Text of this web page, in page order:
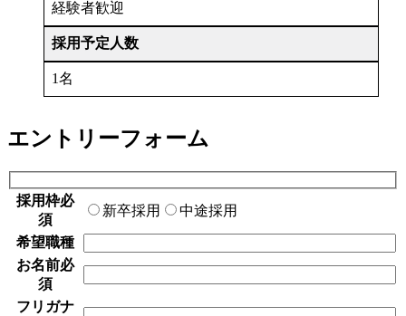
経験者歓迎
採用予定人数
1名
エントリーフォーム
採用枠必
須
新卒採用 中途採用
希望職種
お名前必
須
フリガナ